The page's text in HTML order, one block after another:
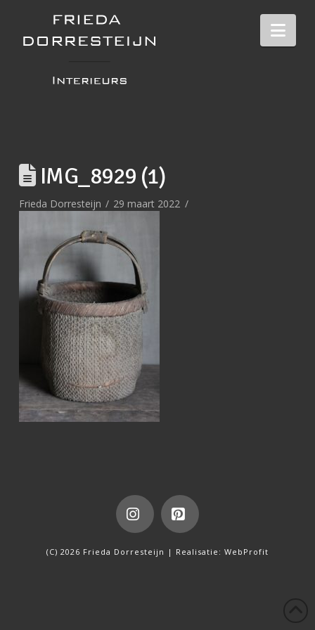
IMG_8929 (1)
Frieda Dorresteijn 29 maart 2022
InstagramPinterest
(C) 2026 Frieda Dorresteijn | Realisatie: WebProfit